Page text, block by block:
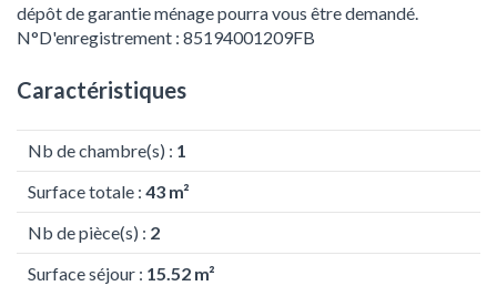
dépôt de garantie ménage pourra vous être demandé.
N°D'enregistrement : 85194001209FB
Caractéristiques
Nb de chambre(s) : 1
Surface totale : 43 m²
Nb de pièce(s) : 2
Surface séjour : 15.52 m²